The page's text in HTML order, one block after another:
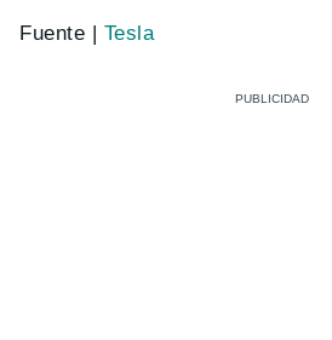
Fuente | Tesla